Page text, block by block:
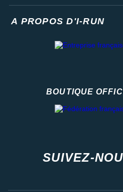
A PROPOS D'I-RUN
BOUTIQUE
SUIVEZ-